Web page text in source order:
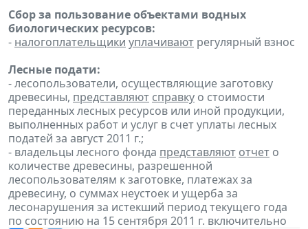
Сбор за пользование объектами водных
биологических ресурсов:
- налогоплательщики уплачивают регулярный взнос
Лесные подати:
- лесопользователи, осуществляющие заготовку
древесины, представляют справку о стоимости
переданных лесных ресурсов или иной продукции,
выполненных работ и услуг в счет уплаты лесных
податей за август 2011 г.;
- владельцы лесного фонда представляют отчет о
количестве древесины, разрешенной
лесопользователям к заготовке, платежах за
древесину, о суммах неустоек и ущерба за
лесонарушения за истекший период текущего года
по состоянию на 15 сентября 2011 г. включительно